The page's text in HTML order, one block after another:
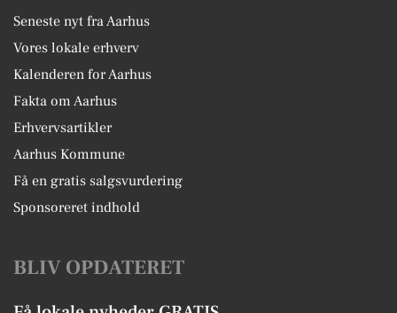
Seneste nyt fra Aarhus
Vores lokale erhverv
Kalenderen for Aarhus
Fakta om Aarhus
Erhvervsartikler
Aarhus Kommune
Få en gratis salgsvurdering
Sponsoreret indhold
BLIV OPDATERET